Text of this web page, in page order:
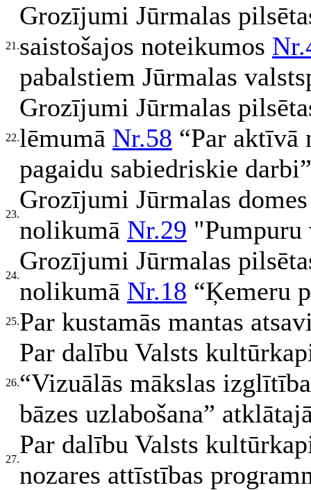
21.
Grozījumi Jūrmalas
saistošajos noteikumos
pabalstiem Jūrmalas
22.
Grozījumi Jūrmalas
lēmumā Nr.58 “Par aktīvā
pagaidu sabiedriskie
23.
Grozījumi Jūrmalas
nolikumā Nr.29
24.
Grozījumi Jūrmalas
nolikumā Nr.18 “Ķemeru
25.Par kustamās mantas
26.
Par dalību Valsts
“Vizuālās mākslas
bāzes uzlabošana”
27.
Par dalību Valsts
nozares attīstības